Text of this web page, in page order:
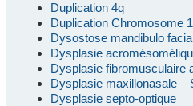
Duplication 4q
Duplication Chromosome
Dysostose mandibulo
Dysplasie
Dysplasie fibromusculaire
Dysplasie maxillonasale –
Dysplasie septo-optique